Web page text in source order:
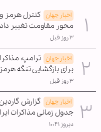
اخبار جهان کنترل هرمز
محور مقاومت تغییر
۳ روز قبل
اخبار جهان ترامپ:
برای بازگشایی تنگه
۳ روز قبل
اخبار جهان گزارش
جدول زمانی مذاکرات
دیروز ۱۰:۴۱